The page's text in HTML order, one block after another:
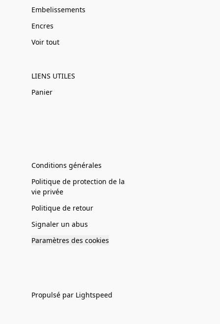
Embelissements
Encres
Voir tout
LIENS UTILES
Panier
Conditions générales
Politique de protection de la
vie privée
Politique de retour
Signaler un abus
Paramètres des cookies
Propulsé par Lightspeed